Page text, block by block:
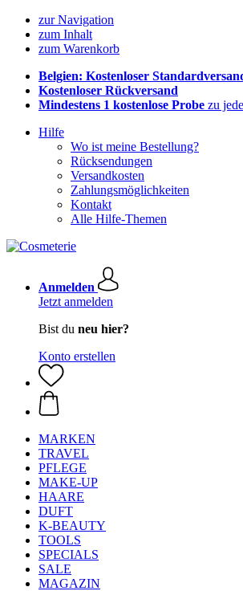
zur Navigation
zum Inhalt
zum Warenkorb
Belgien: Kostenloser
Kostenloser Rückversand
Mindestens 1 kostenlose Probe zu
Hilfe
Wo ist meine Bestellung?
Rücksendungen
Versandkosten
Zahlungsmöglichkeiten
Kontakt
Alle Hilfe-Themen
Anmelden
Jetzt anmelden
Bist du neu hier?
Konto erstellen
MARKEN
TRAVEL
PFLEGE
MAKE-UP
HAARE
DUFT
K-BEAUTY
TOOLS
SPECIALS
SALE
MAGAZIN